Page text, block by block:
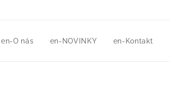
en-O nás en-NOVINKY en-Kontakt